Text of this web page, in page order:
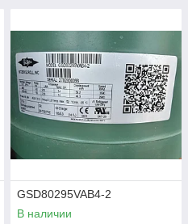
GSD80295VAB4-2
В наличии